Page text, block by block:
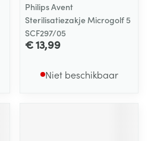
Philips Avent
Sterilisatiezakje Microgolf 5
SCF297/05
€ 13,99
Niet beschikbaar